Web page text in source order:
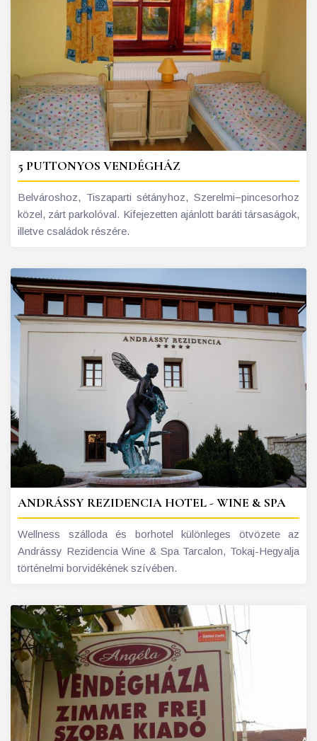
5 PUTTONYOS VENDÉGHÁZ
Belvároshoz, Tiszaparti sétányhoz, Szerelmi−pincesorhoz
közel, zárt parkolóval. Kifejezetten ajánlott baráti társaságok,
illetve családok részére.
ANDRÁSSY REZIDENCIA HOTEL - WINE & SPA
Wellness szálloda és borhotel különleges ötvözete az
Andrássy Rezidencia Wine & Spa Tarcalon, Tokaj-Hegyalja
történelmi borvidékének szívében.